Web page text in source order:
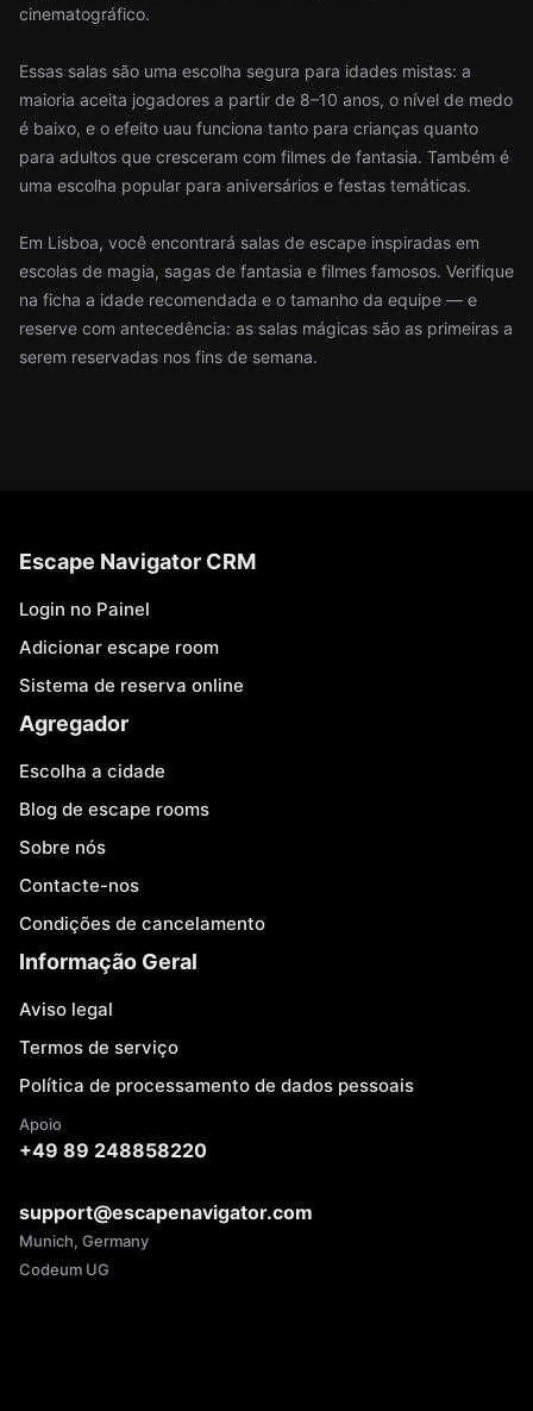
cinematográfico.
Essas salas são uma escolha segura para idades mistas: a
maioria aceita jogadores a partir de 8–10 anos, o nível de medo
é baixo, e o efeito uau funciona tanto para crianças quanto
para adultos que cresceram com filmes de fantasia. Também é
uma escolha popular para aniversários e festas temáticas.
Em Lisboa, você encontrará salas de escape inspiradas em
escolas de magia, sagas de fantasia e filmes famosos. Verifique
na ficha a idade recomendada e o tamanho da equipe — e
reserve com antecedência: as salas mágicas são as primeiras a
serem reservadas nos fins de semana.
Escape Navigator CRM
Login no Painel
Adicionar escape room
Sistema de reserva online
Agregador
Escolha a cidade
Blog de escape rooms
Sobre nós
Contacte-nos
Condições de cancelamento
Informação Geral
Aviso legal
Termos de serviço
Política de processamento de dados pessoais
Apoio
+49 89 248858220
support@escapenavigator.com
Munich, Germany
Codeum UG